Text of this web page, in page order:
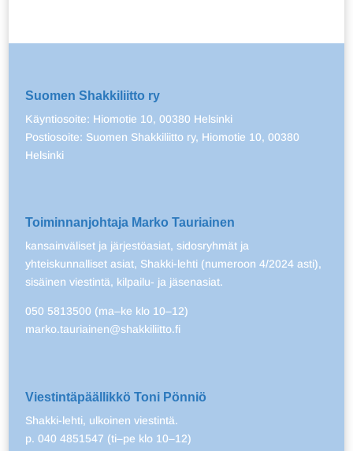
Suomen Shakkiliitto ry
Käyntiosoite: Hiomotie 10, 00380 Helsinki
Postiosoite: Suomen Shakkiliitto ry, Hiomotie 10, 00380
Helsinki
Toiminnanjohtaja Marko Tauriainen
kansainväliset ja järjestöasiat, sidosryhmät ja
yhteiskunnalliset asiat, Shakki-lehti (numeroon 4/2024 asti),
sisäinen viestintä, kilpailu- ja jäsenasiat.
050 5813500 (ma–ke klo 10–12)
marko.tauriainen@shakkiliitto.fi
Viestintäpäällikkö Toni Pönniö
Shakki-lehti, ulkoinen viestintä.
p. 040 4851547 (ti–pe klo 10–12)